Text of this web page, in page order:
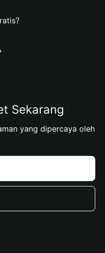
Sekarang
yang dipercaya oleh